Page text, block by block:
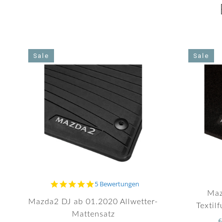
Sale
5.0
rating
5 Bewertungen
Mazda2 DJ ab 01.2020 Allwetter-
Mattensatz
Sale